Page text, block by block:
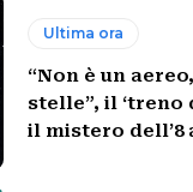
Ultima ora
“Non è un
stelle”, il ‘treno
il mistero dell’8